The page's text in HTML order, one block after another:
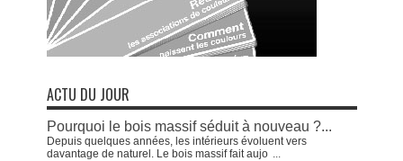
ACTU DU JOUR
Pourquoi le bois massif séduit à nouveau ?...
Depuis quelques années, les intérieurs évoluent vers
davantage de naturel. Le bois massif fait aujo ...